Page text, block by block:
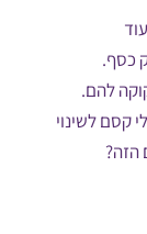
כסף.
להם.
קסם לשינוי
הזה?